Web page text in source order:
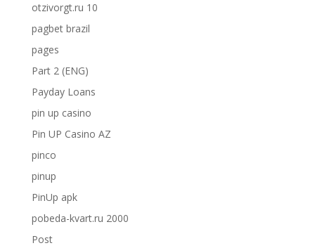
otzivorgt.ru 10
pagbet brazil
pages
Part 2 (ENG)
Payday Loans
pin up casino
Pin UP Casino AZ
pinco
pinup
PinUp apk
pobeda-kvart.ru 2000
Post